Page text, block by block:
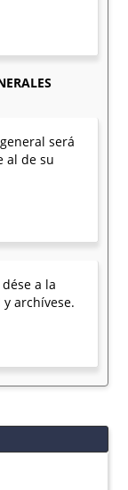
será
al de su
a la
archívese.